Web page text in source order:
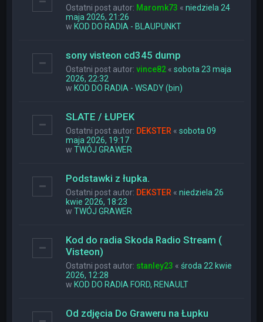
Ostatni post autor: Maromk73 «niedziela 24
maja 2026, 21:26
w KOD DO RADIA - BLAUPUNKT
sony visteon cd345 dump
Ostatni post autor:vince82 «sobota 23 maja
2026, 22:32
w KOD DO RADIA - WSADY (bin)
SLATE / ŁUPEK
Ostatni post autor: DEKSTER «sobota 09
maja 2026, 19:17
wTWÓJ GRAWER
Podstawki z łupka.
Ostatni post autor: DEKSTER «niedziela 26
kwie 2026, 18:23
wTWÓJ GRAWER
Kod do radia Skoda Radio Stream (
Visteon)
Ostatni post autor: stanley23 «środa 22 kwie
2026, 12:28
w KOD DO RADIA FORD, RENAULT
Od zdjęcia Do Graweru na Łupku